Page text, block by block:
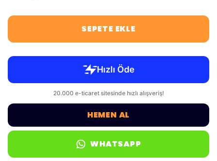
SEPETE EKLE
HEMEN AL
WHATSAPP